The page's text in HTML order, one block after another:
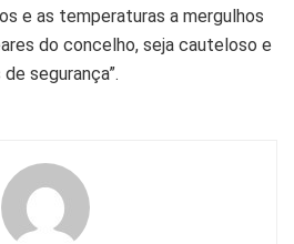
e as temperaturas a mergulhos
do concelho, seja cauteloso e
segurança”.